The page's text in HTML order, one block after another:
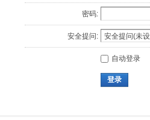
密码:
安全提问:
自动登录
登录